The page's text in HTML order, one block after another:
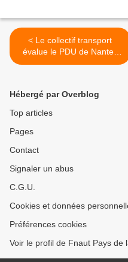
< Le collectif transport
évalue le PDU de Nantes
Métropole (4 et fin ...
Hébergé par Overblog
Top articles
Pages
Contact
Signaler un abus
C.G.U.
Cookies et données
Préférences cookies
Voir le profil de Fnaut Pays de